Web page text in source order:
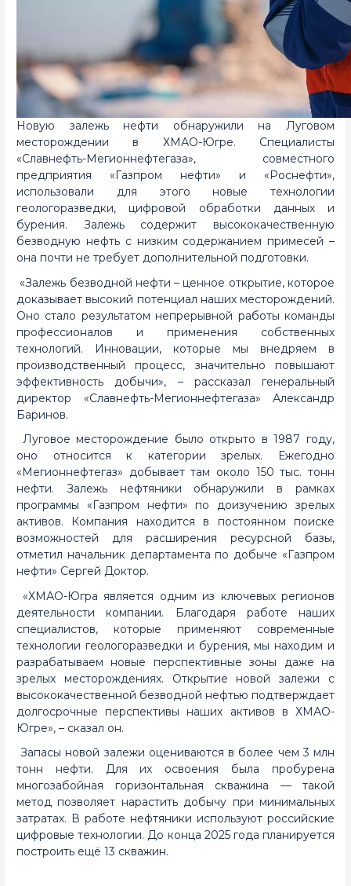
Новую залежь нефти обнаружили на Луговом
месторождении в ХМАО-Югре. Специалисты
«Славнефть-Мегионнефтегаза», совместного
предприятия «Газпром нефти» и «Роснефти»,
использовали для этого новые технологии
геологоразведки, цифровой обработки данных и
бурения. Залежь содержит высококачественную
безводную нефть с низким содержанием примесей –
она почти не требует дополнительной подготовки.
«Залежь безводной нефти – ценное открытие, которое
доказывает высокий потенциал наших месторождений.
Оно стало результатом непрерывной работы команды
профессионалов и применения собственных
технологий. Инновации, которые мы внедряем в
производственный процесс, значительно повышают
эффективность добычи», – рассказал генеральный
директор «Славнефть-Мегионнефтегаза» Александр
Баринов.
Луговое месторождение было открыто в 1987 году,
оно относится к категории зрелых. Ежегодно
«Мегионнефтегаз» добывает там около 150 тыс. тонн
нефти. Залежь нефтяники обнаружили в рамках
программы «Газпром нефти» по доизучению зрелых
активов. Компания находится в постоянном поиске
возможностей для расширения ресурсной базы,
отметил начальник департамента по добыче «Газпром
нефти» Сергей Доктор.
«ХМАО-Югра является одним из ключевых регионов
деятельности компании. Благодаря работе наших
специалистов, которые применяют современные
технологии геологоразведки и бурения, мы находим и
разрабатываем новые перспективные зоны даже на
зрелых месторождениях. Открытие новой залежи с
высококачественной безводной нефтью подтверждает
долгосрочные перспективы наших активов в ХМАО-
Югре», – сказал он.
Запасы новой залежи оцениваются в более чем 3 млн
тонн нефти. Для их освоения была пробурена
многозабойная горизонтальная скважина — такой
метод позволяет нарастить добычу при минимальных
затратах. В работе нефтяники используют российские
цифровые технологии. До конца 2025 года планируется
построить ещё 13 скважин.